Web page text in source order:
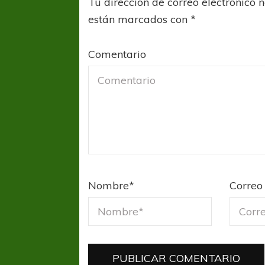
están marcados con*
Comentario
Nombre*